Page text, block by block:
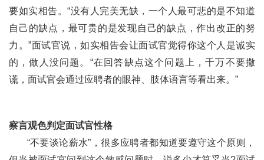
要如实相告。“没有人完美无缺，一个人最可悲的是不知道
自己的缺点，最可贵的是发现自己的缺点，作出改正的努
力。”面试官说，如实相告会让面试官觉得你这个人是诚实
的，做人没问题。“在回答缺点这个问题上，千万不要撒
谎，面试官会通过应聘者的眼神、肢体语言等看出来。”
察言观色判定面试官性格
“不要谈论薪水”，很多应聘者都知道要遵守这个原则，